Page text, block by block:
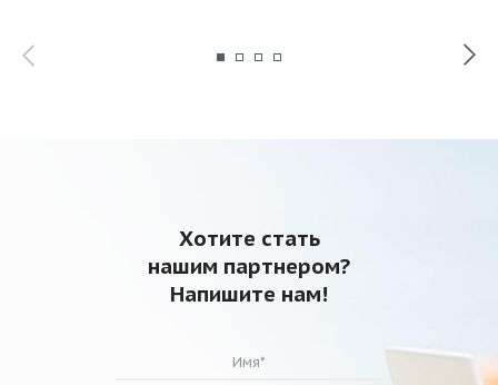
Хотите стать
нашим партнером?
Напишите нам!